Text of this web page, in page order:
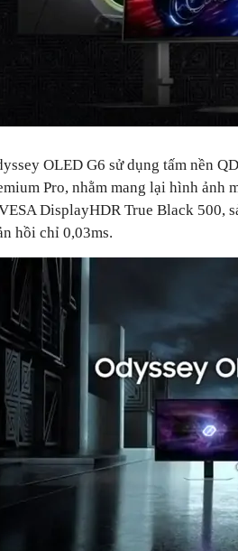
OLED G6 sử dụng tấm nền
Pro, nhằm mang lại hình ảnh
DisplayHDR True Black 500,
hồi chỉ 0,03ms.